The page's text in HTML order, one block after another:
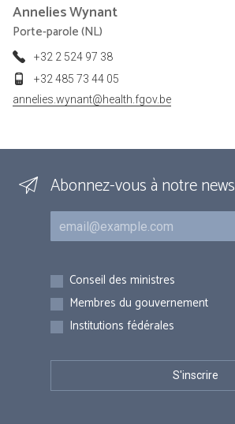
AnneliesWynant
Porte-parole (NL)
+32 2 524 97 38
+32 485 73 44 05
annelies.wynant@health.fgov.be
Abonnez-vous à notre
Courriel
Inscriptions
Conseil des ministres
Membres du gouvernement
Institutions fédérales